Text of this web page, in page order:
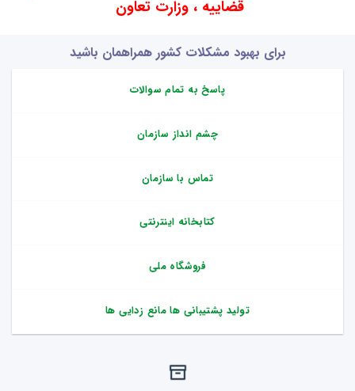
قضاییه ، وزارت تعاون
برای بهبود مشکلات کشور همراهمان باشید
پاسخ به تمام سوالات
چشم انداز سازمان
تماس با سازمان
کتابخانه اینترنتی
فروشگاه ملی
تولید پشتیبانی ها مانع زدایی ها